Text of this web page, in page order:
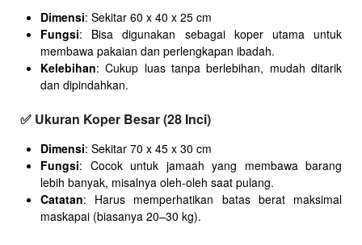
Dimensi: Sekitar 60 x 40 x 25 cm
Fungsi: Bisa digunakan sebagai koper utama untuk
membawa pakaian dan perlengkapan ibadah.
Kelebihan: Cukup luas tanpa berlebihan, mudah ditarik
dan dipindahkan.
✅ Ukuran Koper Besar (28 Inci)
Dimensi: Sekitar 70 x 45 x 30 cm
Fungsi: Cocok untuk jamaah yang membawa barang
lebih banyak, misalnya oleh-oleh saat pulang.
Catatan: Harus memperhatikan batas berat maksimal
maskapai (biasanya 20–30 kg).